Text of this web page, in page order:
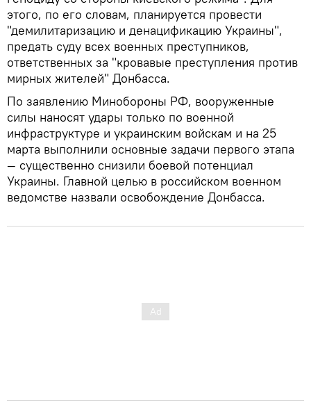
этого, по его словам, планируется провести
"демилитаризацию и денацификацию Украины",
предать суду всех военных преступников,
ответственных за "кровавые преступления против
мирных жителей" Донбасса.
По заявлению Минобороны РФ, вооруженные
силы наносят удары только по военной
инфраструктуре и украинским войскам и на 25
марта выполнили основные задачи первого этапа
— существенно снизили боевой потенциал
Украины. Главной целью в российском военном
ведомстве назвали освобождение Донбасса.